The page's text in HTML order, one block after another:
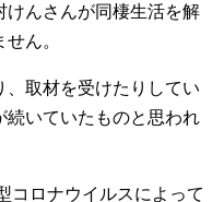
けんさんが同棲生活を解
ん。
取材を受けたりしてい
続いていたものと思われ
コロナウイルスによって